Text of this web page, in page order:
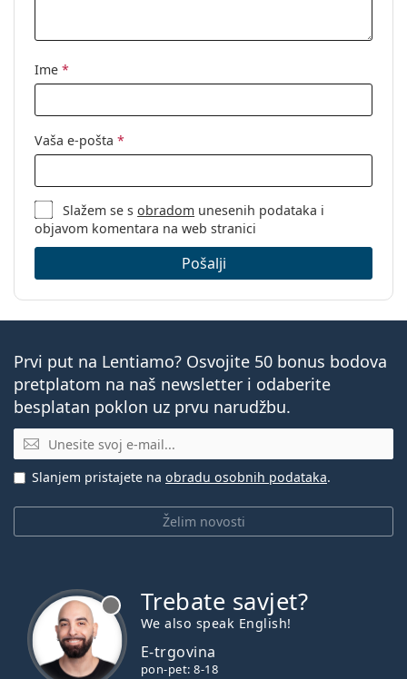
Ime *
Vaša e-pošta *
Slažem se sobradom unesenih podataka i
objavom komentara na web stranici
Pošalji
Prvi put na Lentiamo? Osvojite 50 bonus bodova
pretplatom na naš newsletter i odaberite
besplatan poklon uz prvu narudžbu.
E-mail
Želim novosti
Slanjem pristajete na obradu osobnih podataka.
Trebate savjet?
We also speak English!
E-trgovina
pon-pet: 8-18